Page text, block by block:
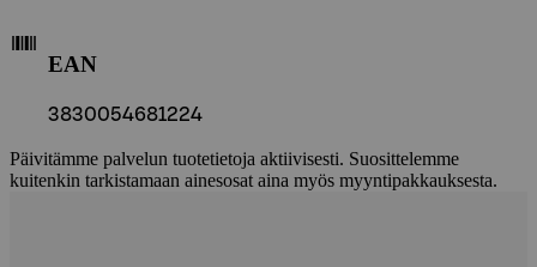
EAN
3830054681224
Päivitämme palvelun tuotetietoja aktiivisesti. Suosittelemme
kuitenkin tarkistamaan ainesosat aina myös myyntipakkauksesta.